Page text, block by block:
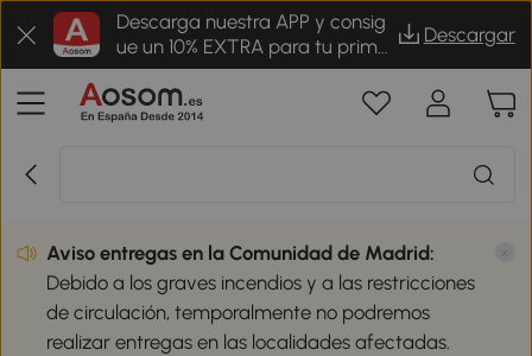
Descarga nuestra APP y consig
ue un 10% EXTRA para tu prime
r pedido
Descargar
Aviso entregas en la Comunidad de Madrid:
Debido a los graves incendios y a las restricciones
de circulación, temporalmente no podremos
realizar entregas en las localidades afectadas.